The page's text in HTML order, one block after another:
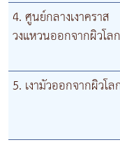
4. ศูนย์กลางเงาคราส
วงแหวนออกจากผิวโลก
5. เงามัวออกจากผิวโล